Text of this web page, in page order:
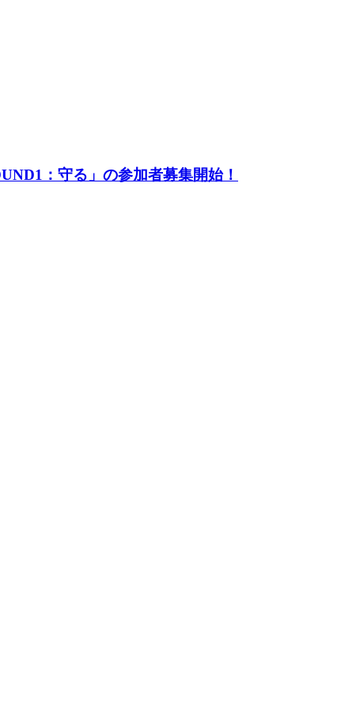
：守る」の参加者募集開始！